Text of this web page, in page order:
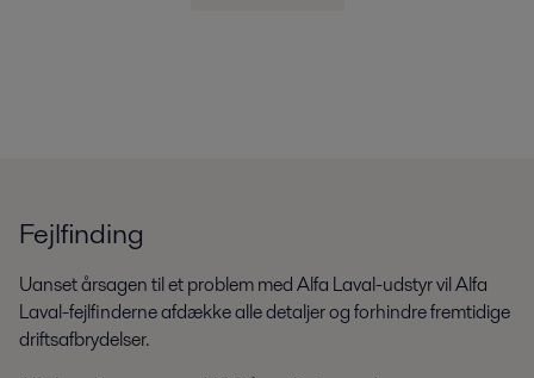
Fejlfinding
Uanset årsagen til et problem med Alfa Laval-udstyr vil Alfa
Laval-fejlfinderne afdække alle detaljer og forhindre fremtidige
driftsafbrydelser.